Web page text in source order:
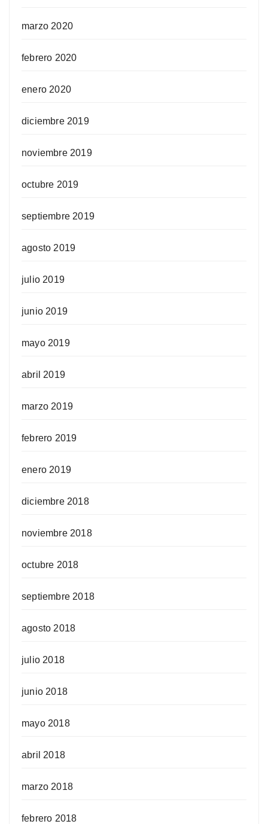
marzo 2020
febrero 2020
enero 2020
diciembre 2019
noviembre 2019
octubre 2019
septiembre 2019
agosto 2019
julio 2019
junio 2019
mayo 2019
abril 2019
marzo 2019
febrero 2019
enero 2019
diciembre 2018
noviembre 2018
octubre 2018
septiembre 2018
agosto 2018
julio 2018
junio 2018
mayo 2018
abril 2018
marzo 2018
febrero 2018